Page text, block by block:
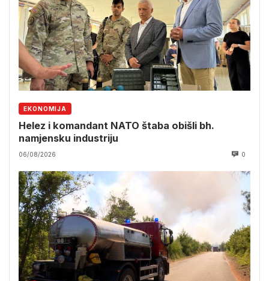
EKONOMIJA
Helez i komandant NATO štaba obišli bh.
namjensku industriju
06/08/2026 0